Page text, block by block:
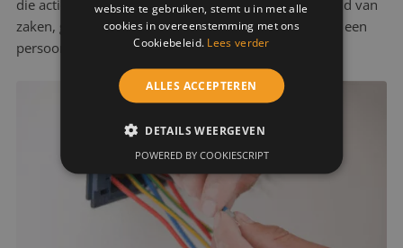
die actief zijn in de omgeving van Etten-Leur. Verstand van
zaken, gekoppeld aan gerichte werkzaamheden, met een
persoonlijke, betrouwbare touch.
website te gebruiken, stemt u in met alle
cookies in overeenstemming met ons
Cookiebeleid. Lees verder
ALLES ACCEPTEREN
DETAILS WEERGEVEN
POWERED BY COOKIESCRIPT